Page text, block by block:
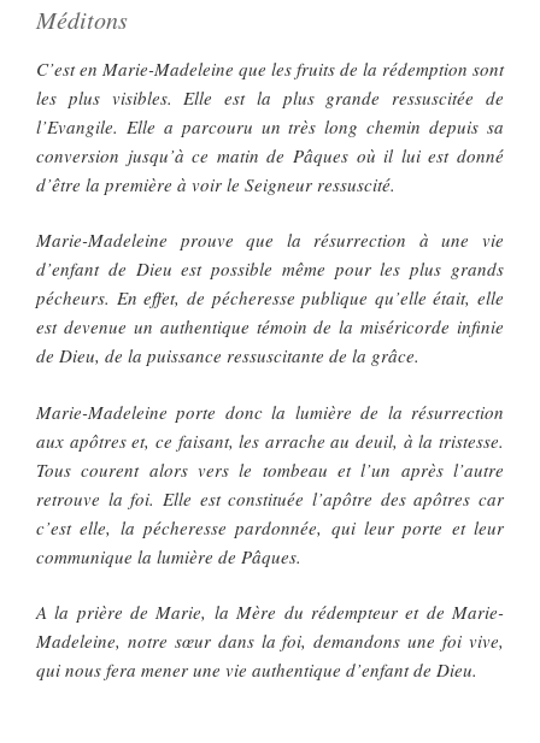
Méditons
C’est en Marie-Madeleine que les fruits de la rédemption sont
les plus visibles. Elle est la plus grande ressuscitée de
l’Evangile. Elle a parcouru un très long chemin depuis sa
conversion jusqu’à ce matin de Pâques où il lui est donné
d’être la première à voir le Seigneur ressuscité.
Marie-Madeleine prouve que la résurrection à une vie
d’enfant de Dieu est possible même pour les plus grands
pécheurs. En effet, de pécheresse publique qu’elle était, elle
est devenue un authentique témoin de la miséricorde infinie
de Dieu, de la puissance ressuscitante de la grâce.
Marie-Madeleine porte donc la lumière de la résurrection
aux apôtres et, ce faisant, les arrache au deuil, à la tristesse.
Tous courent alors vers le tombeau et l’un après l’autre
retrouve la foi. Elle est constituée l’apôtre des apôtres car
c’est elle, la pécheresse pardonnée, qui leur porte et leur
communique la lumière de Pâques.
A la prière de Marie, la Mère du rédempteur et de Marie-
Madeleine, notre sœur dans la foi, demandons une foi vive,
qui nous fera mener une vie authentique d’enfant de Dieu.